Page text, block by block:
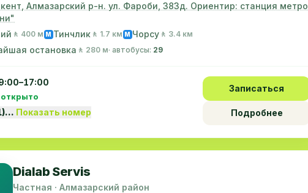
Алмазарский р-н. ул. Фароби, 383д. Ориентир: станция метро
🚶 400 м M Тинчлик 🚶 1.7 км M Чорсу 🚶 3.4 км
остановка 🚶 280 м· автобусы: 29
открыто
Показать номер
Записаться
Подробнее
Dialab Servis
Частная · Алмазарский район